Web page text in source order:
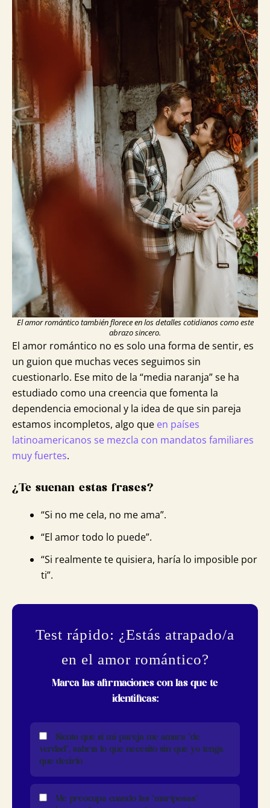
El amor romántico también florece en los detalles cotidianos como este
abrazo sincero.
El amor romántico no es solo una forma de sentir, es
un guion que muchas veces seguimos sin
cuestionarlo. Ese mito de la “media naranja” se ha
estudiado como una creencia que fomenta la
dependencia emocional y la idea de que sin pareja
estamos incompletos, algo que en países
latinoamericanos se mezcla con mandatos familiares
muy fuertes.
¿Te suenan estas frases?
“Si no me cela, no me ama”.
“El amor todo lo puede”.
“Si realmente te quisiera, haría lo imposible por
ti”.
Test rápido: ¿Estás atrapado/a
en el amor romántico?
Marca las afirmaciones con las que te
identificas:
Siento que si mi pareja me amara "de
verdad", sabría lo que necesito sin que yo tenga
que decirlo
Me preocupa cuando las "mariposas"